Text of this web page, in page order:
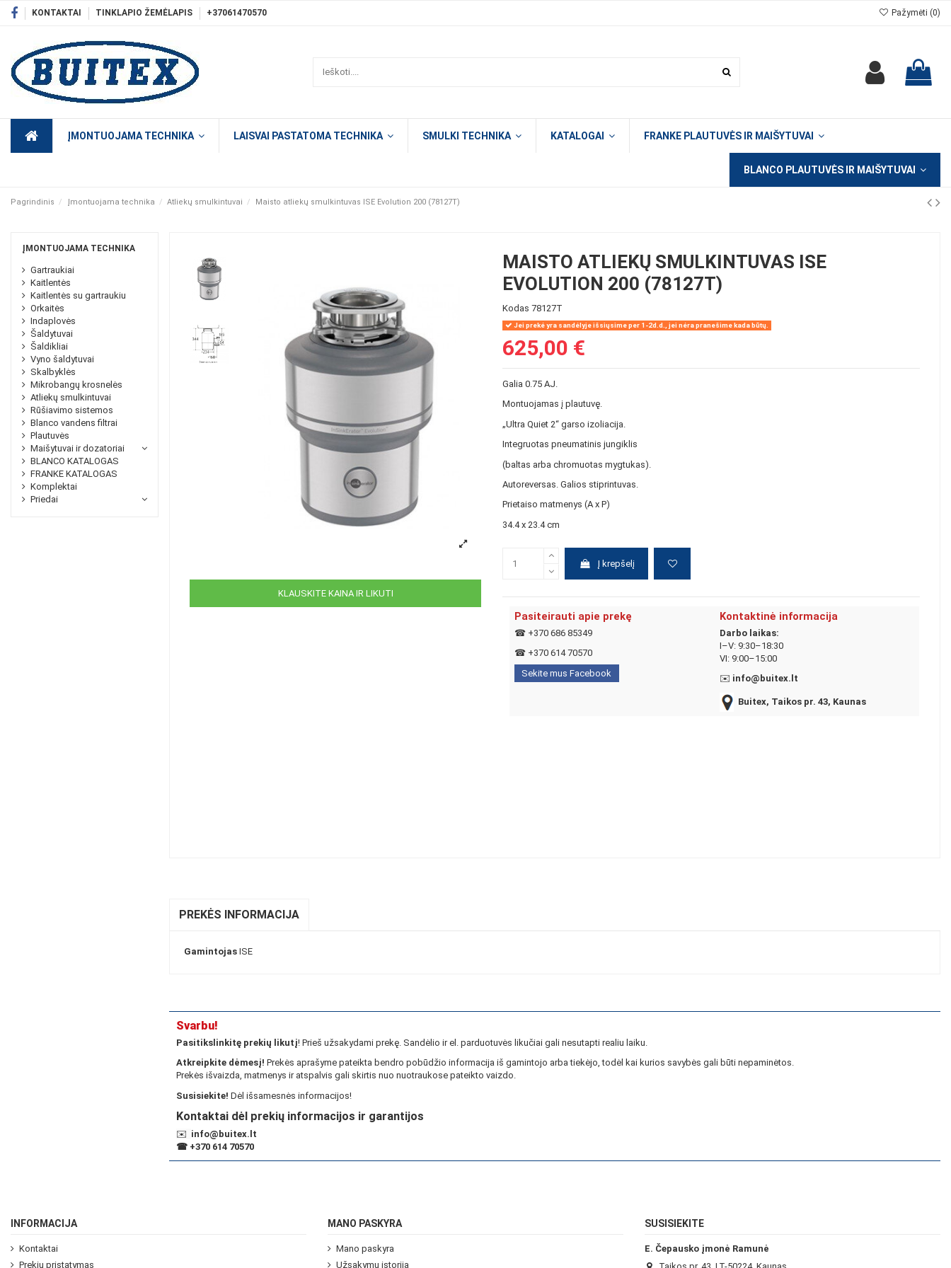
KONTAKTAI TINKLAPIO ŽEMĖLAPIS +37061470570 Pažymėti (0)
ĮMONTUOJAMA TECHNIKA LAISVAI PASTATOMA TECHNIKA SMULKI TECHNIKA KATALOGAI FRANKE PLAUTUVĖS IR MAIŠYTUVAI
BLANCO PLAUTUVĖS IR MAIŠYTUVAI
Pagrindinis Įmontuojama technika Atliekų smulkintuvai Maisto atliekų smulkintuvas ISE Evolution 200 (78127T)
KLAUSKITE KAINA IR LIKUTI
MAISTO ATLIEKŲ SMULKINTUVAS ISE
EVOLUTION 200 (78127T)
Kodas 78127T
Jei prekė yra sandėlyje išsiųsime per 1-2d.d., jei nėra pranešime kada būtų.
625,00 €
Galia 0.75 AJ.
Montuojamas į plautuvę.
„Ultra Quiet 2“ garso izoliacija.
Integruotas pneumatinis jungiklis
(baltas arba chromuotas mygtukas).
Autoreversas. Galios stiprintuvas.
Prietaiso matmenys (A x P)
34.4 x 23.4 cm
Į krepšelį
Pasiteirauti apie prekę
☎ +370 686 85349
☎ +370 614 70570
Sekite mus Facebook
Kontaktinė informacija
Darbo laikas:
I–V: 9:30–18:30
VI: 9:00–15:00
✉️ info@buitex.lt
Buitex, Taikos pr. 43, Kaunas
PREKĖS INFORMACIJA
Gamintojas ISE
Svarbu!
Pasitikslinkitę prekių likutį! Prieš užsakydami prekę. Sandėlio ir el. parduotuvės likučiai gali nesutapti realiu laiku.
Atkreipkite dėmesį! Prekės aprašyme pateikta bendro pobūdžio informacija iš gamintojo arba tiekėjo, todėl kai kurios savybės gali būti nepaminėtos.
Prekės išvaizda, matmenys ir atspalvis gali skirtis nuo nuotraukose pateikto vaizdo.
Susisiekite! Dėl išsamesnės informacijos!
Kontaktai dėl prekių informacijos ir garantijos
✉️ info@buitex.lt
☎ +370 614 70570
ĮMONTUOJAMA TECHNIKA
Gartraukiai
Kaitlentės
Kaitlentės su gartraukiu
Orkaitės
Indaplovės
Šaldytuvai
Šaldikliai
Vyno šaldytuvai
Skalbyklės
Mikrobangų krosnelės
Atliekų smulkintuvai
Rūšiavimo sistemos
Blanco vandens filtrai
Plautuvės
Maišytuvai ir dozatoriai
BLANCO KATALOGAS
FRANKE KATALOGAS
Komplektai
Priedai
INFORMACIJA
Kontaktai
Prekių pristatymas
MANO PASKYRA
Mano paskyra
Užsakymų istorija
SUSISIEKITE
E. Čepausko įmonė Ramunė